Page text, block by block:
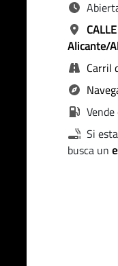
Alicante/
Carril
Vende
Si
busca un